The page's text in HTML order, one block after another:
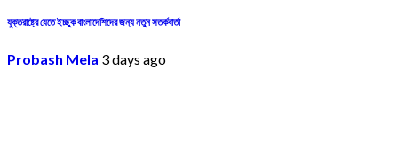
যুক্তরাষ্ট্রে যেতে ইচ্ছুক বাংলাদেশিদের জন্য নতুন সতর্কবার্তা
Probash Mela 3 days ago